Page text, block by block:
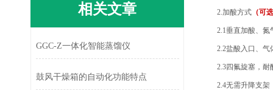
2.加酸方式 （可
2.1垂直加酸、
2.2盐酸入口、
2.3四氟旋塞，耐
2.4无需升降支架
相关文章
GGC-Z一体化智能蒸馏仪
鼓风干燥箱的自动化功能特点